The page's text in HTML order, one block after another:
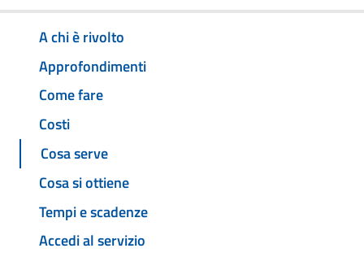
A chi è rivolto
Approfondimenti
Come fare
Costi
Cosa serve
Cosa si ottiene
Tempi e scadenze
Accedi al servizio